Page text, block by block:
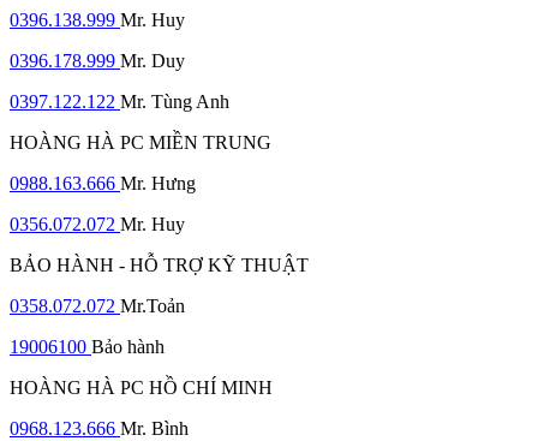
0396.138.999 Mr. Huy
0396.178.999 Mr. Duy
0397.122.122 Mr. Tùng Anh
HOÀNG HÀ PC MIỀN TRUNG
0988.163.666 Mr. Hưng
0356.072.072 Mr. Huy
BẢO HÀNH - HỖ TRỢ KỸ THUẬT
0358.072.072 Mr.Toản
19006100 Bảo hành
HOÀNG HÀ PC HỒ CHÍ MINH
0968.123.666 Mr. Bình